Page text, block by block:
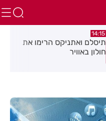
14:15
תיסלם ואתניקס הרימו את
חולון באוויר